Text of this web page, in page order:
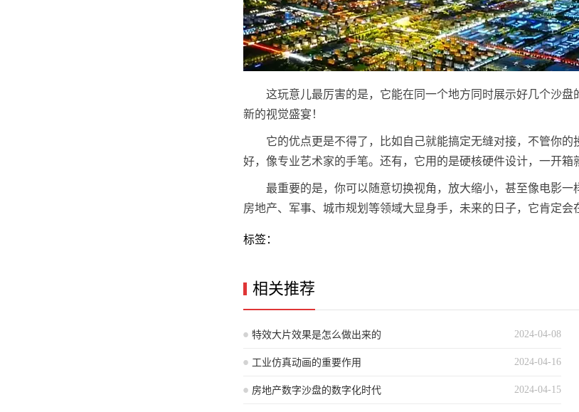
这玩意儿最厉害的是，它能在同一个地方同时展示好几个沙
新的视觉盛宴！
它的优点更是不得了，比如自己就能搞定无缝对接，不管你
好，像专业艺术家的手笔。还有，它用的是硬核硬件设计，一开箱
最重要的是，你可以随意切换视角，放大缩小，甚至像电影
房地产、军事、城市规划等领域大显身手，未来的日子，它肯定会
标签：
相关推荐
2024-04-08
特效大片效果是怎么做出来的
2024-04-16
工业仿真动画的重要作用
2024-04-15
房地产数字沙盘的数字化时代